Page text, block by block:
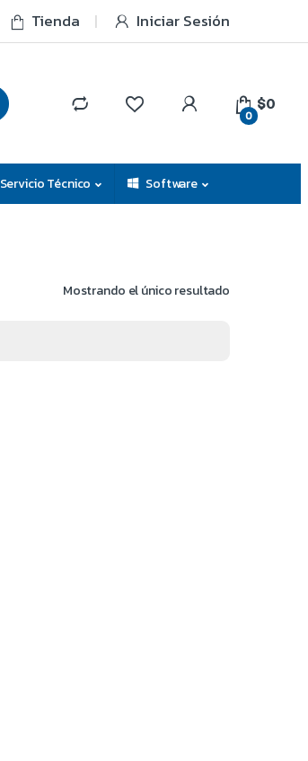
Tienda Iniciar Sesión
0
$0
Servicio Técnico Software
Mostrando el único resultado